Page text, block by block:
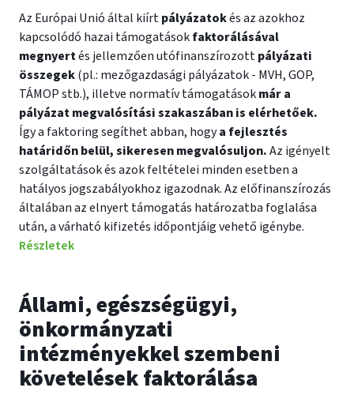
Az Európai Unió által kiírtpályázatokés az azokhoz
kapcsolódó hazai támogatásokfaktorálásával
megnyertés jellemzően utófinanszírozottpályázati
összegek(pl.: mezőgazdasági pályázatok - MVH, GOP,
TÁMOP stb.), illetve normatív támogatásokmár a
pályázat megvalósítási szakaszában is elérhetőek.
Így a faktoring segíthet abban, hogya fejlesztés
határidőn belül, sikeresen megvalósuljon.Az igényelt
szolgáltatások és azok feltételei minden esetben a
hatályos jogszabályokhoz igazodnak. Az előfinanszírozás
általában az elnyert támogatás határozatba foglalása
után, a várható kifizetés időpontjáig vehető igénybe.
Részletek
Állami, egészségügyi,
önkormányzati
intézményekkel szembeni
követelések faktorálása